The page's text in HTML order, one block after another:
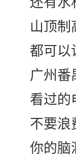
山顶制
都可以让
广州番
看过的电
不要浪
你的脑洞